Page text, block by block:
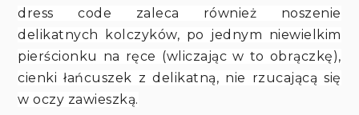
dress code zaleca również noszenie
delikatnych kolczyków, po jednym niewielkim
pierścionku na ręce (wliczając w to obrączkę),
cienki łańcuszek z delikatną, nie rzucającą się
w oczy zawieszką.